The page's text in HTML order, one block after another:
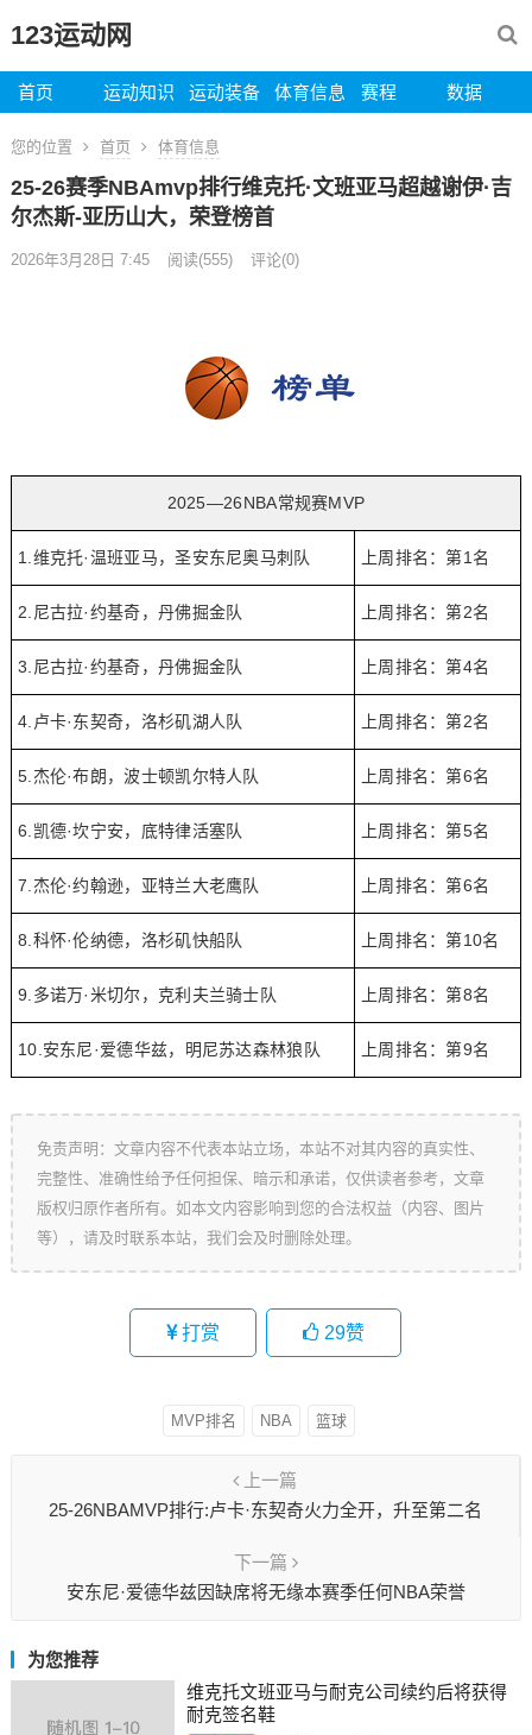
123运动网
首页 运动知识 运动装备 体育信息 赛程 数据
您的位置 首页 体育信息
25-26赛季NBAmvp排行维克托·文班亚马超越谢伊·吉
尔杰斯-亚历山大，荣登榜首
2026年3月28日 7:45 阅读(555) 评论(0)
2025—26NBA常规赛MVP
1.维克托·温班亚马，圣安东尼奥马刺队 上周排名：第1名
2.尼古拉·约基奇，丹佛掘金队 上周排名：第2名
3.尼古拉·约基奇，丹佛掘金队 上周排名：第4名
4.卢卡·东契奇，洛杉矶湖人队 上周排名：第2名
5.杰伦·布朗，波士顿凯尔特人队 上周排名：第6名
6.凯德·坎宁安，底特律活塞队 上周排名：第5名
7.杰伦·约翰逊，亚特兰大老鹰队 上周排名：第6名
8.科怀·伦纳德，洛杉矶快船队 上周排名：第10名
9.多诺万·米切尔，克利夫兰骑士队 上周排名：第8名
10.安东尼·爱德华兹，明尼苏达森林狼队 上周排名：第9名
免责声明：文章内容不代表本站立场，本站不对其内容的真实性、
完整性、准确性给予任何担保、暗示和承诺，仅供读者参考，文章
版权归原作者所有。如本文内容影响到您的合法权益（内容、图片
等），请及时联系本站，我们会及时删除处理。
打赏 29赞
MVP排名 NBA 篮球
上一篇
25-26NBAMVP排行:卢卡·东契奇火力全开，升至第二名
下一篇
安东尼·爱德华兹因缺席将无缘本赛季任何NBA荣誉
为您推荐
维克托文班亚马与耐克公司续约后将获得
耐克签名鞋